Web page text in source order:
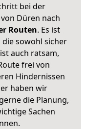
bei der
Düren nach
Routen. Es ist
sowohl sicher
auch ratsam,
frei von
Hindernissen
haben wir
die Planung,
Sachen